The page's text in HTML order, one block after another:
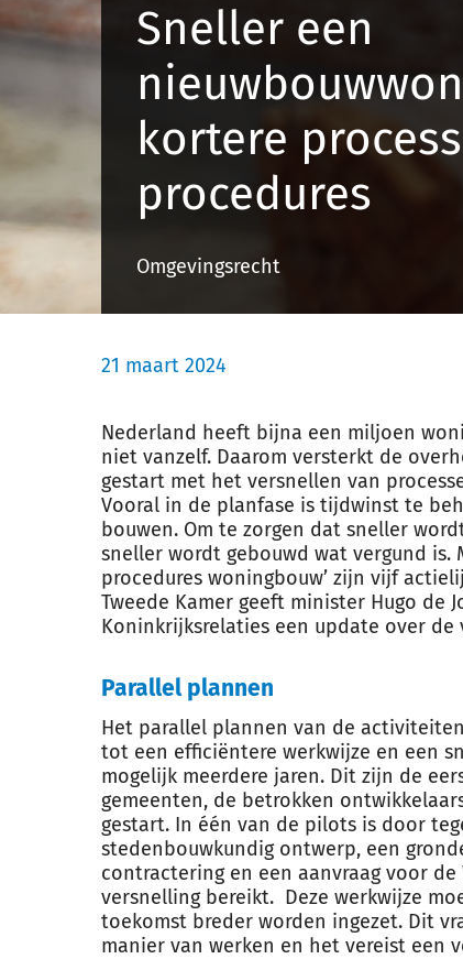
Sneller een
kortere
procedures
Omgevingsrecht
21 maart 2024
Nederland heeft bijna een miljoen
niet vanzelf. Daarom versterkt de
gestart met het versnellen van
Vooral in de planfase is tijdwinst te
bouwen. Om te zorgen dat sneller
sneller wordt gebouwd wat vergund is.
procedures woningbouw’ zijn vijf
Tweede Kamer geeft minister Hugo de
Koninkrijksrelaties een update over de
Parallel plannen
Het parallel plannen van de
tot een efficiëntere werkwijze en een
mogelijk meerdere jaren. Dit zijn de
gemeenten, de betrokken
gestart. In één van de pilots is door
stedenbouwkundig ontwerp, een
contractering en een aanvraag voor
versnelling bereikt. Deze werkwijze
toekomst breder worden ingezet. Dit
manier van werken en het vereist een